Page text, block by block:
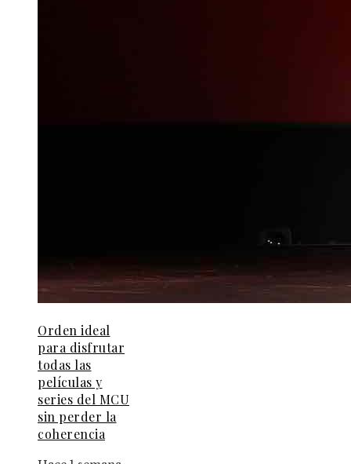
Orden ideal
para disfrutar
todas las
películas y
series del MCU
sin perder la
coherencia